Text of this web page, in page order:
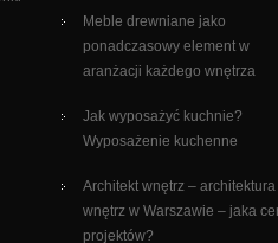
Meble drewniane jako
ponadczasowy element w
aranżacji każdego wnętrza
Jak wyposażyć kuchnie?
Wyposażenie kuchenne
Architekt wnętrz – architektura
wnętrz w Warszawie – jaka
projektów?